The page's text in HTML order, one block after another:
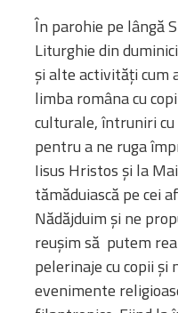
În parohie pe lângă
Liturghie din
și alte activități cum
limba româna cu
culturale, întruniri
pentru a ne ruga
Iisus Hristos și la
tămăduiască pe cei
Nădăjduim și ne
reușim să putem
pelerinaje cu copii și
evenimente